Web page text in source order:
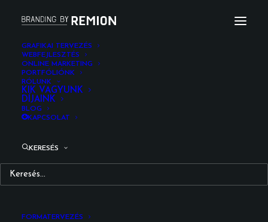
GRAFIKAI TERVEZÉS
WEBFEJLESZTÉS
ONLINE MARKETING
PORTFÓLIÓNK
RÓLUNK
KIK VAGYUNK
DÍJAINK
BLOG
KAPCSOLAT
KERESÉS
FORMATERVEZÉS